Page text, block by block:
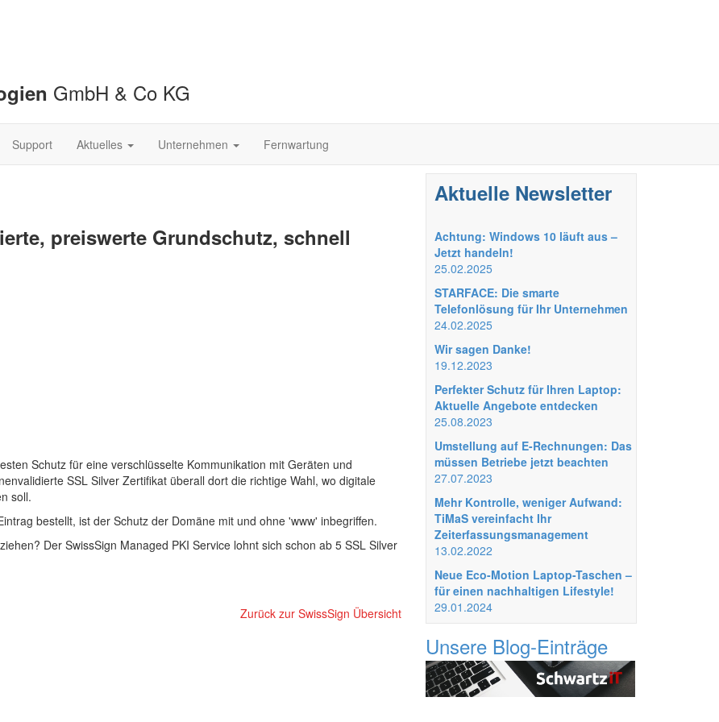
GmbH & Co KG
Support Aktuelles Unternehmen Fernwartung
preiswerte Grundschutz, schnell
Schutz für eine verschlüsselte Kommunikation mit Geräten und
SSL Silver Zertifikat überall dort die richtige Wahl, wo digitale
soll.
bestellt, ist der Schutz der Domäne mit und ohne 'www' inbegriffen.
Der SwissSign Managed PKI Service lohnt sich schon ab 5 SSL Silver
Zurück zur SwissSign Übersicht
Aktuelle Newsletter
Achtung: Windows 10 läuft aus –
Jetzt handeln!
25.02.2025
STARFACE: Die smarte
Telefonlösung für Ihr Unternehmen
24.02.2025
Wir sagen Danke!
19.12.2023
Perfekter Schutz für Ihren Laptop:
Aktuelle Angebote entdecken
25.08.2023
Umstellung auf E-Rechnungen: Das
müssen Betriebe jetzt beachten
27.07.2023
Mehr Kontrolle, weniger Aufwand:
TiMaS vereinfacht Ihr
Zeiterfassungsmanagement
13.02.2022
Neue Eco-Motion Laptop-Taschen –
für einen nachhaltigen Lifestyle!
29.01.2024
Unsere Blog-Einträge